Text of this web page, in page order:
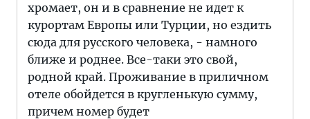
хромает, он и в сравнение не идет к
курортам Европы или Турции, но ездить
сюда для русского человека, - намного
ближе и роднее. Все-таки это свой,
родной край. Проживание в приличном
отеле обойдется в кругленькую сумму,
причем номер будет